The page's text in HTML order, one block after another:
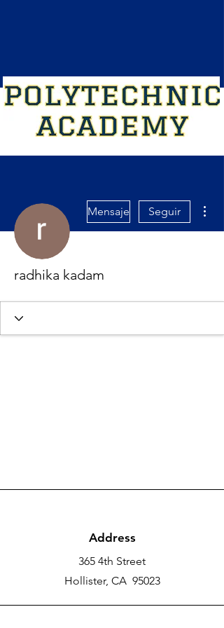
Mensaje Seguir
radhika kadam
Address
365 4th Street
Hollister, CA 95023